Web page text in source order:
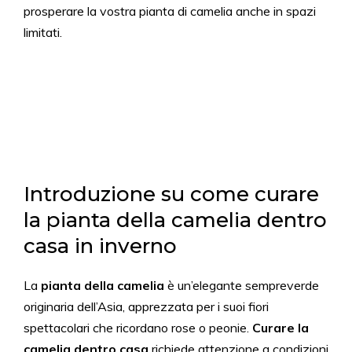
prosperare la vostra pianta di camelia anche in spazi
limitati.
Introduzione su come curare
la pianta della camelia dentro
casa in inverno
La pianta della camelia è un’elegante sempreverde
originaria dell’Asia, apprezzata per i suoi fiori
spettacolari che ricordano rose o peonie. Curare la
camelia dentro casa richiede attenzione a condizioni